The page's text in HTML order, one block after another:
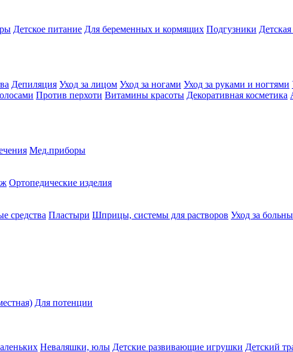
Детское питание Для беременных и кормящих Подгузники
Депиляция Уход за лицом Уход за ногами Уход за руками и ногтями
Против перхоти Витамины красоты Декоративная косметика
Мед.приборы
Ортопедические изделия
средства Пластыри Шприцы, системы для растворов Уход за
Для потенции
Неваляшки, юлы Детские развивающие игрушки Детский